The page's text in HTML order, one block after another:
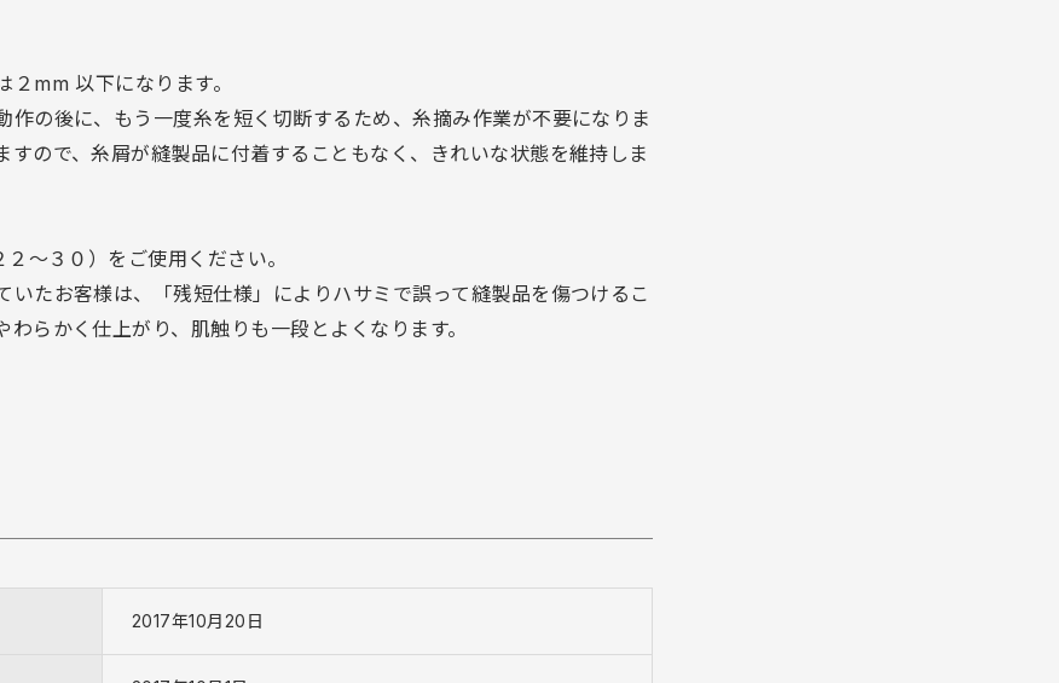
mm 以下になります。
の後に、もう一度糸を短く切断するため、糸摘み作業が不要になりま
ので、糸屑が縫製品に付着することもなく、きれいな状態を維持しま
～３０）をご使用ください。
たお客様は、「残短仕様」によりハサミで誤って縫製品を傷つけるこ
らかく仕上がり、肌触りも一段とよくなります。
2017年10月20日